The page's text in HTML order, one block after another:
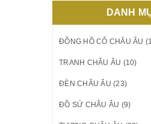
DANH
ĐỒNG HỒ CỔ CHÂU ÂU
TRANH CHÂU ÂU (10)
ĐÈN CHÂU ÂU (23)
ĐỒ SỨ CHÂU ÂU (9)